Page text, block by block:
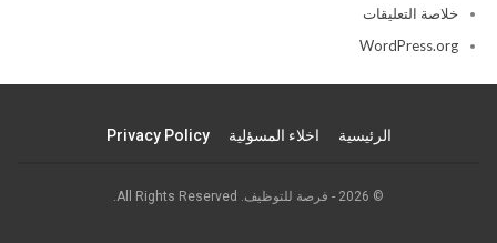
خلاصة التعليقات
WordPress.org
الرئيسية اخلاء المسؤلية Privacy Policy
© 2026 - فرصة للتوظيف. All Rights Reserved.